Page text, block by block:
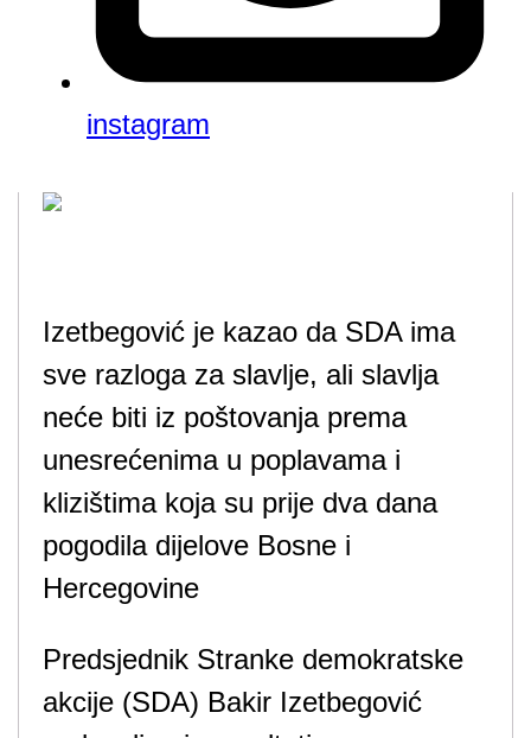
instagram
Izetbegović je kazao da SDA ima
sve razloga za slavlje, ali slavlja
neće biti iz poštovanja prema
unesrećenima u poplavama i
klizištima koja su prije dva dana
pogodila dijelove Bosne i
Hercegovine
Predsjednik Stranke demokratske
akcije (SDA) Bakir Izetbegović